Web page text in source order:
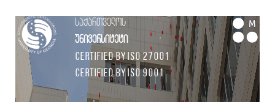
საქართველოს
უნივერსიტეტი
Certified by ISO 27001
Certified by ISO 9001
M